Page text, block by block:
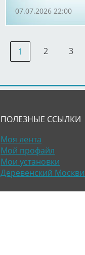
07.07.2026 22:00
1 2 3
ПОЛЕЗНЫЕ ССЫЛКИ
Моя лента
Мой профайл
Мои установки
Деревенский